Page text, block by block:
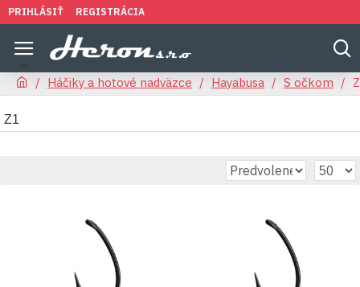
PRIHLÁSIŤ REGISTRÁCIA
Háčiky a hotové nadväzce Hayabusa S očkom
Z1